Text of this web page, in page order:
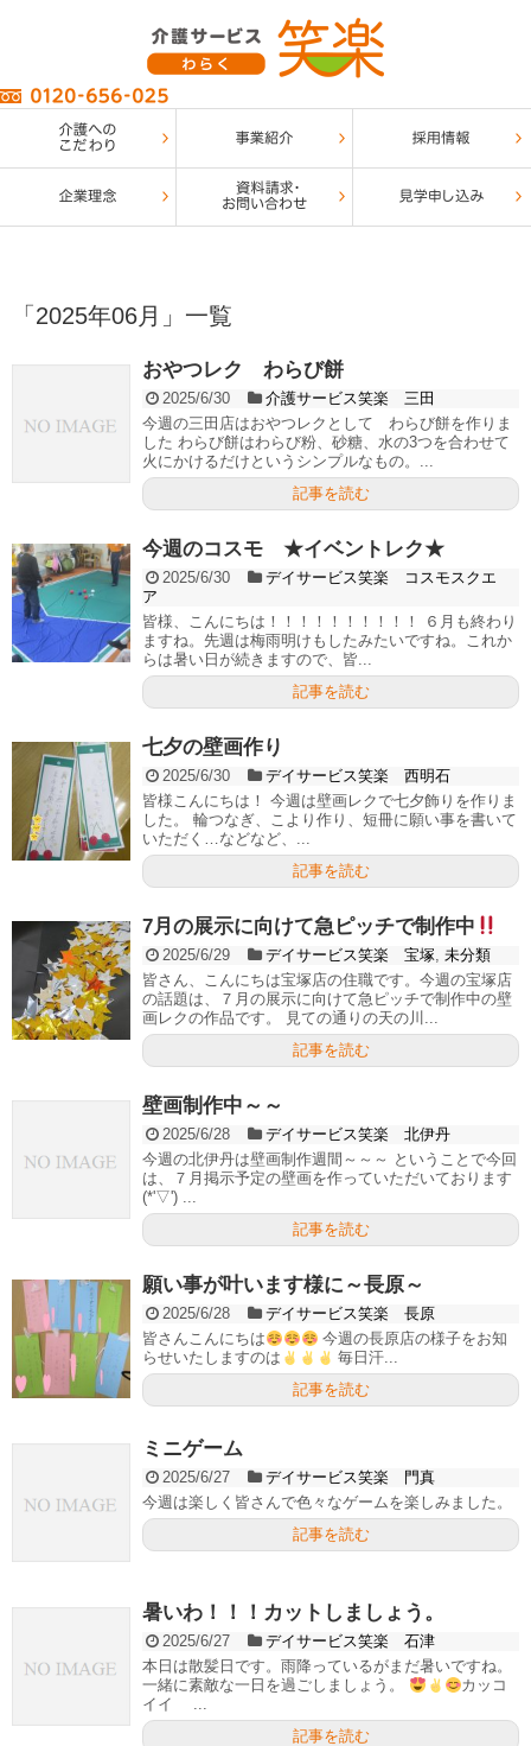
「 2025年06月 」 一覧
おやつレク わらび餅
2025/6/30
介護サービス笑楽 三田
今週の三田店はおやつレクとして わらび餅を作りま
した わらび餅はわらび粉、砂糖、水の3つを合わせて
火にかけるだけというシンプルなもの。...
記事を読む
今週のコスモ ★イベントレク★
2025/6/30
デイサービス笑楽 コスモスクエ
ア
皆様、こんにちは！！！！！！！！！！ ６月も終わり
ますね。先週は梅雨明けもしたみたいですね。これか
らは暑い日が続きますので、皆...
記事を読む
七夕の壁画作り
2025/6/30
デイサービス笑楽 西明石
皆様こんにちは！ 今週は壁画レクで七夕飾りを作りま
した。 輪つなぎ、こより作り、短冊に願い事を書いて
いただく…などなど、...
記事を読む
7月の展示に向けて急ピッチで制作中
2025/6/29 デイサービス笑楽 宝塚, 未分類
皆さん、こんにちは宝塚店の住職です。今週の宝塚店
の話題は、７月の展示に向けて急ピッチで制作中の壁
画レクの作品です。 見ての通りの天の川...
記事を読む
壁画制作中～～
2025/6/28
デイサービス笑楽 北伊丹
今週の北伊丹は壁画制作週間～～～ ということで今回
は、７月掲示予定の壁画を作っていただいております
(*'▽') ...
記事を読む
願い事が叶います様に～長原～
2025/6/28
デイサービス笑楽 長原
皆さんこんにちは
今週の長原店の様子をお知
らせいたしますのは
毎日汗...
記事を読む
ミニゲーム
2025/6/27
デイサービス笑楽 門真
今週は楽しく皆さんで色々なゲームを楽しみました。
記事を読む
暑いわ！！！カットしましょう。
2025/6/27
デイサービス笑楽 石津
本日は散髪日です。雨降っているがまだ暑いですね。
一緒に素敵な一日を過ごしましょう。
カッコ
イイ ...
記事を読む